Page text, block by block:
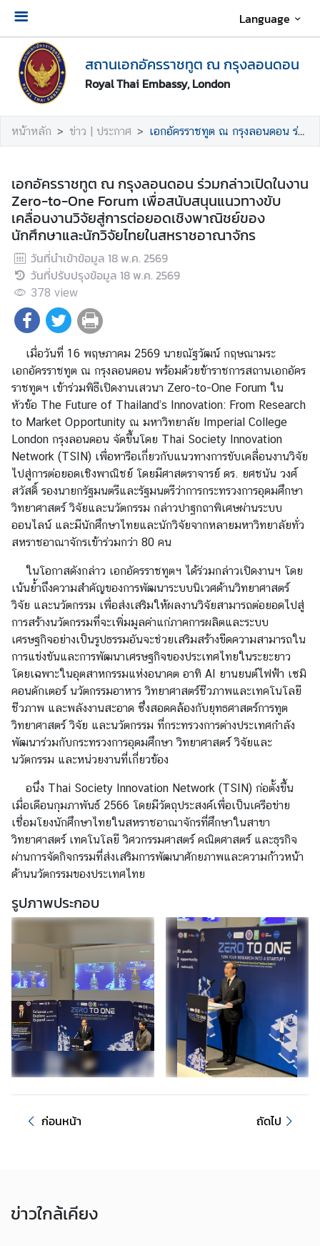
Language
สถานเอกอัครราชทูต ณ กรุงลอนดอน
Royal Thai Embassy, London
เ
กี่
ย
ว
บ
า
น
เ
อ
ก
อั
ค
ร
ร
ช
ทู
ต
ข่
า
ว
|
ป
ร
ะ
ก
ศ
บ
ริ
ก
า
ร
ด้
า
น
ก
ง
ล
ข้
อ
มู
สำ
ห
ค
น
ไ
ท
ค
ธ์
หน้าหลัก ข่าว | ประกาศ เอกอัครราชทูต ณ กรุงลอนดอน ร่วมกล่าวเปิดในงาน Zero-to-One Forum เพื่อสนับสนุนแนวทางขับเคลื่อนงานวิจัยสู่การต่อยอดเชิงพาณิชย์ของนักศึกษาและนักวิจัยไทยในสหราชอาณาจักร
เอกอัครราชทูต ณ กรุงลอนดอน ร่วมกล่าวเปิดในงาน
Zero-to-One Forum เพื่อสนับสนุนแนวทางขับ
เคลื่อนงานวิจัยสู่การต่อยอดเชิงพาณิชย์ของ
นักศึกษาและนักวิจัยไทยในสหราชอาณาจักร
วันที่นำเข้าข้อมูล 18 พ.ค. 2569
วันที่ปรับปรุงข้อมูล 18 พ.ค. 2569
378 view
เมื่อวันที่ 16 พฤษภาคม 2569 นายณัฐวัฒน์ กฤษณามระ
เอกอัครราชทูต ณ กรุงลอนดอน พร้อมด้วยข้าราชการสถานเอกอัคร
ราชทูตฯ เข้าร่วมพิธีเปิดงานเสวนา Zero-to-One Forum ใน
หัวข้อ The Future of Thailand’s Innovation: From Research
to Market Opportunity ณ มหาวิทยาลัย Imperial College
London กรุงลอนดอน จัดขึ้นโดย Thai Society Innovation
Network (TSIN) เพื่อหารือเกี่ยวกับแนวทางการขับเคลื่อนงานวิจัย
ไปสู่การต่อยอดเชิงพาณิชย์ โดยมีศาสตราจารย์ ดร. ยศชนัน วงศ์
สวัสดิ์ รองนายกรัฐมนตรีและรัฐมนตรีว่าการกระทรวงการอุดมศึกษา
วิทยาศาสตร์ วิจัยและนวัตกรรม กล่าวปาฐกถาพิเศษผ่านระบบ
ออนไลน์ และมีนักศึกษาไทยและนักวิจัยจากหลายมหาวิทยาลัยทั่ว
สหราชอาณาจักรเข้าร่วมกว่า 80 คน
ในโอกาสดังกล่าว เอกอัครราชทูตฯ ได้ร่วมกล่าวเปิดงานฯ โดย
เน้นย้ำถึงความสำคัญของการพัฒนาระบบนิเวศด้านวิทยาศาสตร์
วิจัย และนวัตกรรม เพื่อส่งเสริมให้ผลงานวิจัยสามารถต่อยอดไปสู่
การสร้างนวัตกรรมที่จะเพิ่มมูลค่าแก่ภาคการผลิตและระบบ
เศรษฐกิจอย่างเป็นรูปธรรมอันจะช่วยเสริมสร้างขีดความสามารถใน
การแข่งขันและการพัฒนาเศรษฐกิจของประเทศไทยในระยะยาว
โดยเฉพาะในอุตสาหกรรมแห่งอนาคต อาทิ AI ยานยนต์ไฟฟ้า เซมิ
คอนดักเตอร์ นวัตกรรมอาหาร วิทยาศาสตร์ชีวภาพและเทคโนโลยี
ชีวภาพ และพลังงานสะอาด ซึ่งสอดคล้องกับยุทธศาสตร์การทูต
วิทยาศาสตร์ วิจัย และนวัตกรรม ที่กระทรวงการต่างประเทศกำลัง
พัฒนาร่วมกับกระทรวงการอุดมศึกษา วิทยาศาสตร์ วิจัยและ
นวัตกรรม และหน่วยงานที่เกี่ยวข้อง
อนึ่ง Thai Society Innovation Network (TSIN) ก่อตั้งขึ้น
เมื่อเดือนกุมภาพันธ์ 2566 โดยมีวัตถุประสงค์เพื่อเป็นเครือข่าย
เชื่อมโยงนักศึกษาไทยในสหราชอาณาจักรที่ศึกษาในสาขา
วิทยาศาสตร์ เทคโนโลยี วิศวกรรมศาสตร์ คณิตศาสตร์ และธุรกิจ
ผ่านการจัดกิจกรรมที่ส่งเสริมการพัฒนาศักยภาพและความก้าวหน้า
ด้านนวัตกรรมของประเทศไทย
รูปภาพประกอบ
ก่อนหน้า ถัดไป
ข่าวใกล้เคียง